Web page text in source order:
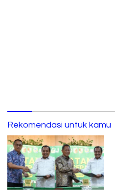
Rekomendasi untuk kamu